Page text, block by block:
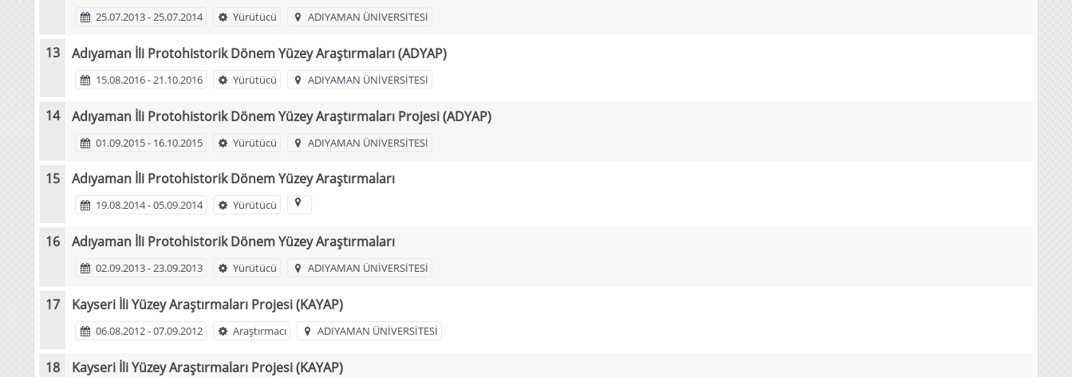
25.07.2013 - 25.07.2014 Yürütücü ADIYAMAN ÜNİVERSİTESİ
Adıyaman İli Protohistorik Dönem Yüzey Araştırmaları (ADYAP)
15.08.2016 - 21.10.2016 Yürütücü ADIYAMAN ÜNİVERSİTESİ
Adıyaman İli Protohistorik Dönem Yüzey Araştırmaları Projesi (ADYAP)
01.09.2015 - 16.10.2015 Yürütücü ADIYAMAN ÜNİVERSİTESİ
Adıyaman İli Protohistorik Dönem Yüzey Araştırmaları
19.08.2014 - 05.09.2014 Yürütücü
Adıyaman İli Protohistorik Dönem Yüzey Araştırmaları
02.09.2013 - 23.09.2013 Yürütücü ADIYAMAN ÜNİVERSİTESİ
Kayseri İli Yüzey Araştırmaları Projesi (KAYAP)
06.08.2012 - 07.09.2012 Araştırmacı ADIYAMAN ÜNİVERSİTESİ
Kayseri İli Yüzey Araştırmaları Projesi (KAYAP)